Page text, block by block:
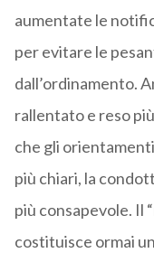
aumentate le
per evitare le
dall’ordinamento.
rallentato e reso
che gli
più chiari, la
più consapevole. Il
costituisce ormai